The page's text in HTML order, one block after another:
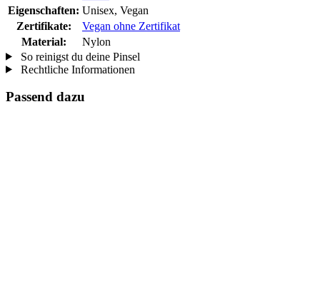
Eigenschaften: Unisex, Vegan
Zertifikate:
Vegan ohne Zertifikat
Material:
Nylon
So reinigst du deine Pinsel
Rechtliche Informationen
Passend dazu